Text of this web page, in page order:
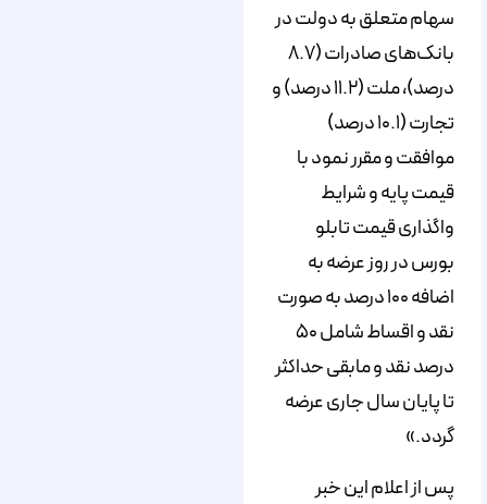
سهام متعلق به دولت در
بانک‌های صادرات (۸.۷
درصد)، ملت (۱۱.۲ درصد) و
تجارت (۱۰.۱ درصد)
موافقت و مقرر نمود با
قیمت پایه و شرایط
واگذاری قیمت تابلو
بورس در روز عرضه به
اضافه ۱۰۰ درصد به صورت
نقد و اقساط شامل ۵۰
درصد نقد و مابقی حداکثر
تا پایان سال جاری عرضه
گردد.»
پس از اعلام این خبر